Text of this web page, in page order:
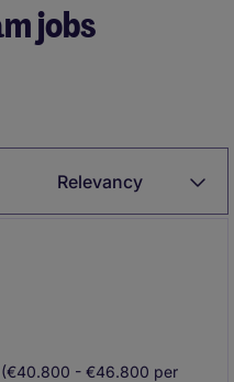
jobs
Relevancy
- €46.800 per